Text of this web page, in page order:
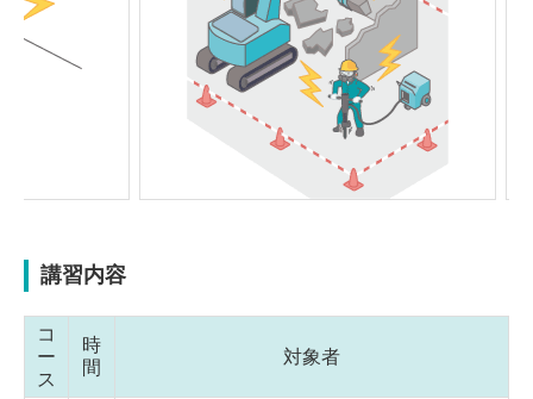
Previou
講習内容
コ
ー
ス
時
間
対象者